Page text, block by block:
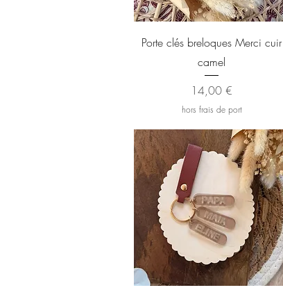
Aperçu rapide
Porte clés breloques Merci cuir
camel
Prix
14,00 €
hors frais de port